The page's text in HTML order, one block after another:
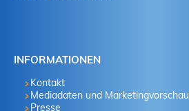
INFORMATIONEN
Kontakt
Mediadaten und Marketingvorschau
Presse